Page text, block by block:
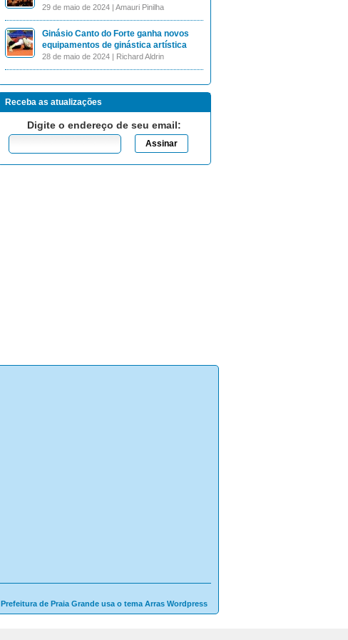
29 de maio de 2024 | Amauri Pinilha
Ginásio Canto do Forte ganha novos
equipamentos de ginástica artística
28 de maio de 2024 | Richard Aldrin
Receba as atualizações
Digite o endereço de seu email:
Prefeitura de Praia Grande usa o tema Arras Wordpress